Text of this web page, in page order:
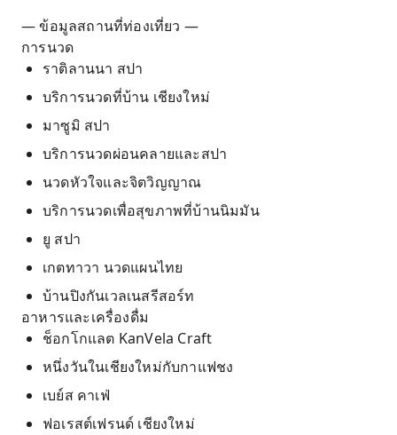
— ข้อมูลสถานที่ท่องเที่ยว —
การนวด
ราติลานนา สปา
บริการนวดที่บ้าน เชียงใหม่
มาซูมิ สปา
บริการนวดผ่อนคลายและสปา
นวดหัวใจและจิตวิญญาณ
บริการนวดเพื่อสุขภาพที่บ้านนิมมัน
ยู สปา
เกตทาวา นวดแผนไทย
บ้านปิงกันเวลเนสรีสอร์ท
อาหารและเครื่องดื่ม
ช็อกโกแลต KanVela Craft
หนึ่งวันในเชียงใหม่กับกาแฟชง
เบย์ส คาเฟ่
ฟอเรสต์เฟรนด์ เชียงใหม่